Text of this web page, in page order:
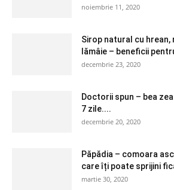
noiembrie 11, 2020
Sirop natural cu hrean,
lămâie – beneficii
decembrie 23, 2020
Doctorii spun – bea
7 zile....
decembrie 20, 2020
Păpădia – comoara
care îți poate sprijini
martie 30, 2020